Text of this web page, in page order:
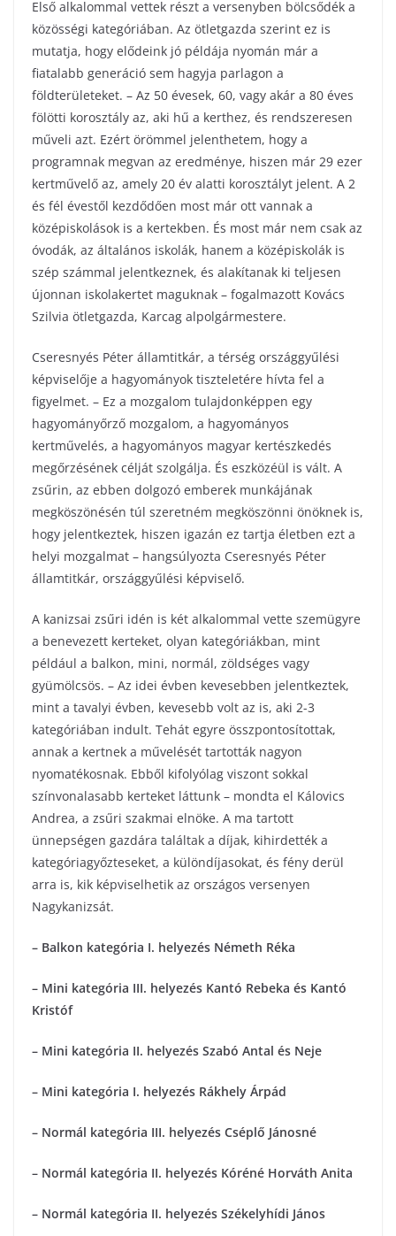
Első alkalommal vettek részt a versenyben bölcsődék a
közösségi kategóriában. Az ötletgazda szerint ez is
mutatja, hogy elődeink jó példája nyomán már a
fiatalabb generáció sem hagyja parlagon a
földterületeket. – Az 50 évesek, 60, vagy akár a 80 éves
fölötti korosztály az, aki hű a kerthez, és rendszeresen
műveli azt. Ezért örömmel jelenthetem, hogy a
programnak megvan az eredménye, hiszen már 29 ezer
kertművelő az, amely 20 év alatti korosztályt jelent. A 2
és fél évestől kezdődően most már ott vannak a
középiskolások is a kertekben. És most már nem csak az
óvodák, az általános iskolák, hanem a középiskolák is
szép számmal jelentkeznek, és alakítanak ki teljesen
újonnan iskolakertet maguknak – fogalmazott Kovács
Szilvia ötletgazda, Karcag alpolgármestere.
Cseresnyés Péter államtitkár, a térség országgyűlési
képviselője a hagyományok tiszteletére hívta fel a
figyelmet. – Ez a mozgalom tulajdonképpen egy
hagyományőrző mozgalom, a hagyományos
kertművelés, a hagyományos magyar kertészkedés
megőrzésének célját szolgálja. És eszközéül is vált. A
zsűrin, az ebben dolgozó emberek munkájának
megköszönésén túl szeretném megköszönni önöknek is,
hogy jelentkeztek, hiszen igazán ez tartja életben ezt a
helyi mozgalmat – hangsúlyozta Cseresnyés Péter
államtitkár, országgyűlési képviselő.
A kanizsai zsűri idén is két alkalommal vette szemügyre
a benevezett kerteket, olyan kategóriákban, mint
például a balkon, mini, normál, zöldséges vagy
gyümölcsös. – Az idei évben kevesebben jelentkeztek,
mint a tavalyi évben, kevesebb volt az is, aki 2-3
kategóriában indult. Tehát egyre összpontosítottak,
annak a kertnek a művelését tartották nagyon
nyomatékosnak. Ebből kifolyólag viszont sokkal
színvonalasabb kerteket láttunk – mondta el Kálovics
Andrea, a zsűri szakmai elnöke. A ma tartott
ünnepségen gazdára találtak a díjak, kihirdették a
kategóriagyőzteseket, a különdíjasokat, és fény derül
arra is, kik képviselhetik az országos versenyen
Nagykanizsát.
– Balkon kategória I. helyezés Németh Réka
– Mini kategória III. helyezés Kantó Rebeka és Kantó
Kristóf
– Mini kategória II. helyezés Szabó Antal és Neje
– Mini kategória I. helyezés Rákhely Árpád
– Normál kategória III. helyezés Cséplő Jánosné
– Normál kategória II. helyezés Kóréné Horváth Anita
– Normál kategória II. helyezés Székelyhídi János